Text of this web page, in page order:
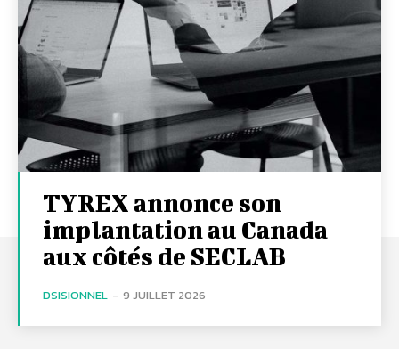
TYREX annonce son
implantation au Canada
aux côtés de SECLAB
DSISIONNEL - 9 JUILLET 2026